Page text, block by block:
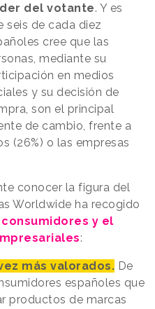
del votante. Y es
seis de cada diez
cree que las
mediante su
en medios
y su decisión de
son el principal
de cambio, frente a
(26%) o las empresas
conocer la figura del
Worldwide ha recogido
y el
:
más valorados. De
españoles que
productos de marcas